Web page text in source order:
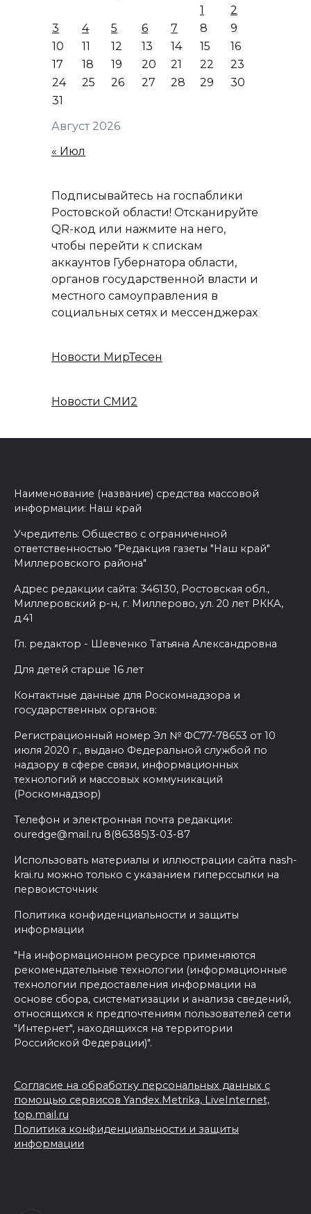
Август 2026
1
2
3
4 5 6 7 8
9
10
11 12 13 14 15
16
17
18 19 20 21 22
23
24
25 26 27 28 29
30
31
« Июл
Подписывайтесь на госпаблики
Ростовской области! Отсканируйте
QR-код или нажмите на него,
чтобы перейти к спискам
аккаунтов Губернатора области,
органов государственной власти и
местного самоуправления в
социальных сетях и мессенджерах
Новости МирТесен
Новости СМИ2
Наименование (название) средства массовой
информации: Наш край
Учредитель: Общество с ограниченной
ответственностью "Редакция газеты "Наш край"
Миллеровского района"
Адрес редакции сайта: 346130, Ростовская обл.,
Миллеровский р-н, г. Миллерово, ул. 20 лет РККА,
д.41
Гл. редактор - Шевченко Татьяна Александровна
Для детей старше 16 лет
Контактные данные для Роскомнадзора и
государственных органов:
Регистрационный номер Эл № ФС77-78653 от 10
июля 2020 г., выдано Федеральной службой по
надзору в сфере связи, информационных
технологий и массовых коммуникаций
(Роскомнадзор)
Телефон и электронная почта редакции:
ouredge@mail.ru 8(86385)3-03-87
Использовать материалы и иллюстрации сайта nash-
krai.ru можно только с указанием гиперссылки на
первоисточник
Политика конфиденциальности и защиты
информации
"На информационном ресурсе применяются
рекомендательные технологии (информационные
технологии предоставления информации на
основе сбора, систематизации и анализа сведений,
относящихся к предпочтениям пользователей сети
"Интернет", находящихся на территории
Российской Федерации)".
Согласие на обработку персональных данных с
помощью сервисов Yandex.Metrika, LiveInternet,
top.mail.ru
Политика конфиденциальности и защиты
информации